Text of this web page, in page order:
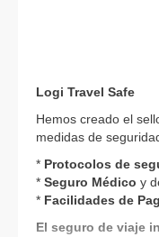
Logi Travel Safe
Hemos creado el
medidas de
* Protocolos de
* Seguro Médico y
* Facilidades de
El seguro de viaje